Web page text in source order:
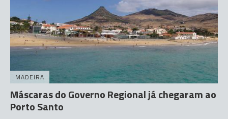
MADEIRA
Máscaras do Governo Regional já chegaram ao
Porto Santo